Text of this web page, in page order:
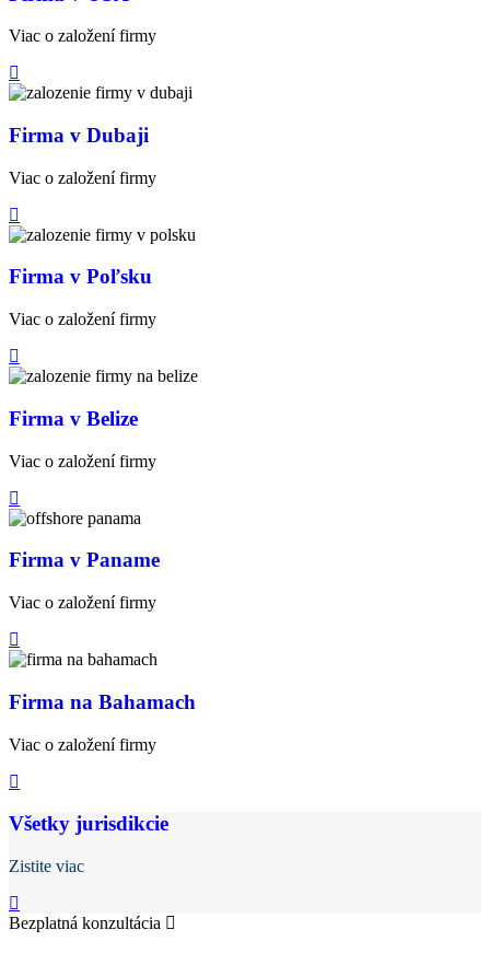
Viac o založení firmy
Firma v Dubaji
Viac o založení firmy
Firma v Poľsku
Viac o založení firmy
Firma v Belize
Viac o založení firmy
Firma v Paname
Viac o založení firmy
Firma na Bahamach
Viac o založení firmy
Všetky jurisdikcie
Zistite viac
Bezplatná konzultácia